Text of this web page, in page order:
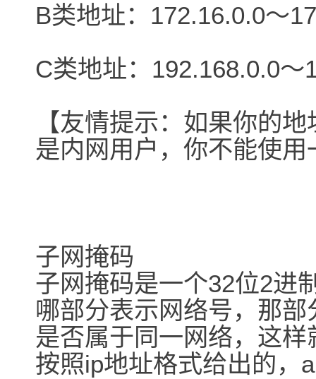
B类地址：172.16.0.0～
C类地址：192.168.0.0～
【友情提示：如果你的
是内网用户，你不能使
子网掩码
子网掩码是一个32位2进
哪部分表示网络号，那
是否属于同一网络，这
按照ip地址格式给出的，